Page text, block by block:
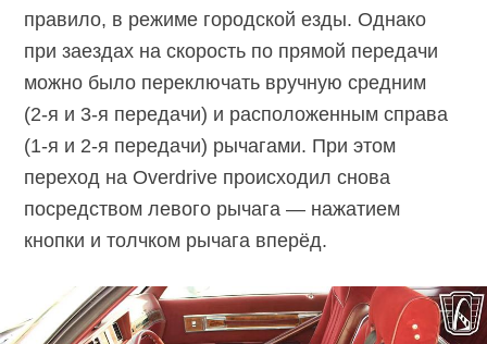
правило, в режиме городской езды. Однако
при заездах на скорость по прямой передачи
можно было переключать вручную средним
(2-я и 3-я передачи) и расположенным справа
(1-я и 2-я передачи) рычагами. При этом
переход на Overdrive происходил снова
посредством левого рычага — нажатием
кнопки и толчком рычага вперёд.